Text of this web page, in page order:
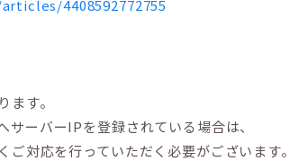
4408592772755
す。
ーバーIPを登録されている場合は、
対応を行っていただく必要がございます。